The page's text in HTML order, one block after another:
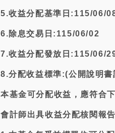
5.收益分配基準日:115/06/
6.除息交易日:115/06/02
7.收益分配發放日:115/06/
8.分配收益標準:(公開說明
本基金可分配收益，應符合
會計師出具收益分配核閱報